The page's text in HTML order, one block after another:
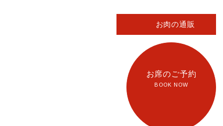
お肉の通販
お席のご予約
BOOK NOW